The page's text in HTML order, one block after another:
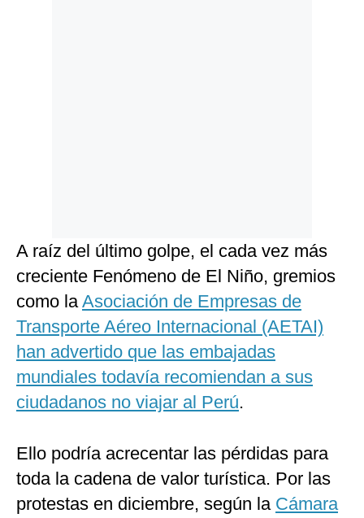
A raíz del último golpe, el cada vez más
creciente Fenómeno de El Niño, gremios
como laAsociación de Empresas de
Transporte Aéreo Internacional (AETAI)
han advertido que las embajadas
mundiales todavía recomiendan a sus
ciudadanos no viajar al Perú.
Ello podría acrecentar las pérdidas para
toda la cadena de valor turística. Por las
protestas en diciembre, según la Cámara